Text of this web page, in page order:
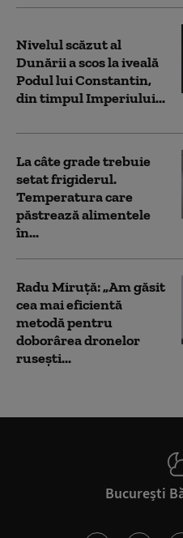
Nivelul scăzut al
Dunării a scos la iveală
Podul lui Constantin,
din timpul Imperiului...
La câte grade trebuie
setat frigiderul.
Temperatura care
păstrează alimentele
în...
Radu Miruță: „Am găsit
cea mai eficientă
metodă pentru
doborârea dronelor
rusești...
București